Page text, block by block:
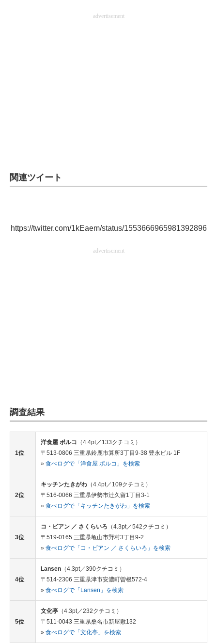
advertisement
関連ツイート
https://twitter.com/1kEaem/status/1553666965981392896
advertisement
調査結果
1位
洋食屋 ポルコ （4.4pt／133クチコミ）
〒513-0806 三重県鈴鹿市算所3丁目9-38 豊永ビル 1F
» 食べログで「洋食屋 ポルコ」を検索
2位
キッチンたきがわ （4.4pt／109クチコミ）
〒516-0066 三重県伊勢市辻久留1丁目3-1
» 食べログで「キッチンたきがわ」を検索
3位
コ・ビアン ／ さくらいろ （4.3pt／542クチコミ）
〒519-0165 三重県亀山市野村3丁目9-2
» 食べログで「コ・ビアン ／ さくらいろ」を検索
4位
Lansen （4.3pt／390クチコミ）
〒514-2306 三重県津市安濃町曽根572-4
» 食べログで「Lansen」を検索
5位
文化亭 （4.3pt／232クチコミ）
〒511-0043 三重県桑名市新屋敷132
» 食べログで「文化亭」を検索